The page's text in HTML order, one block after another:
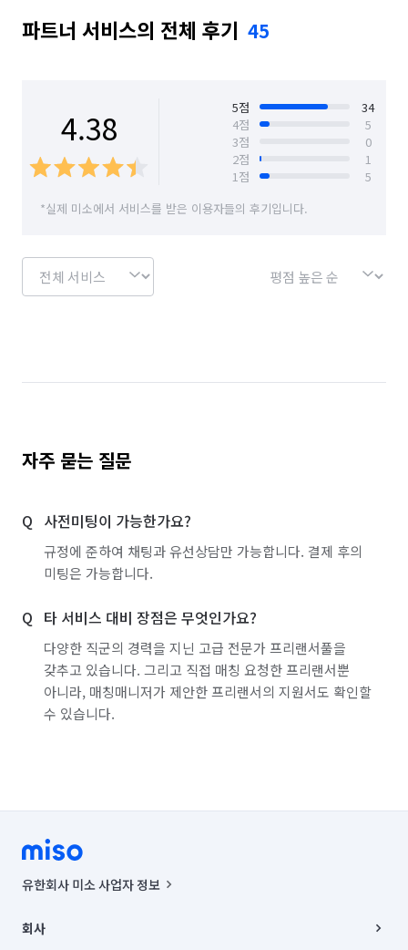
파트너 서비스의 전체 후기 45
4.38 5점
34
4점
5
3점
0
2점
1
1점
5
*실제 미소에서 서비스를 받은 이용자들의 후기입니다.
자주 묻는 질문
사전미팅이 가능한가요?
규정에 준하여 채팅과 유선상담만 가능합니다. 결제 후의
미팅은 가능합니다.
타 서비스 대비 장점은 무엇인가요?
다양한 직군의 경력을 지닌 고급 전문가 프리랜서풀을
갖추고 있습니다. 그리고 직접 매칭 요청한 프리랜서뿐
아니라, 매칭매니저가 제안한 프리랜서의 지원서도 확인할
수 있습니다.
유한회사 미소 사업자 정보
00019 |
회사